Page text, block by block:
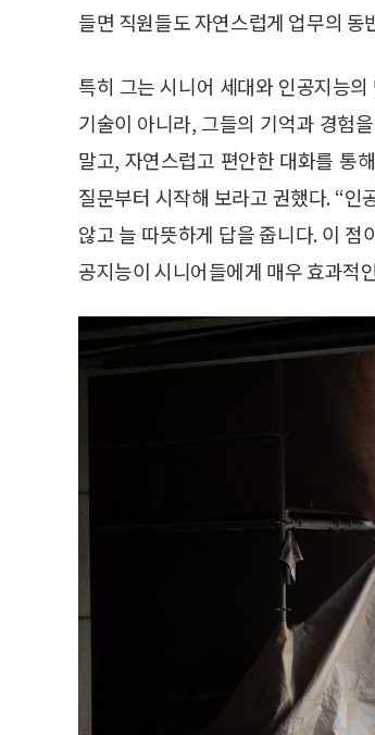
들면 직원들도 자연스럽게 업무의
특히 그는 시니어 세대와 인공지능
기술이 아니라, 그들의 기억과 경험
말고, 자연스럽고 편안한 대화를 통
질문부터 시작해 보라고 권했다. “인
않고 늘 따뜻하게 답을 줍니다. 이 점
공지능이 시니어들에게 매우 효과적